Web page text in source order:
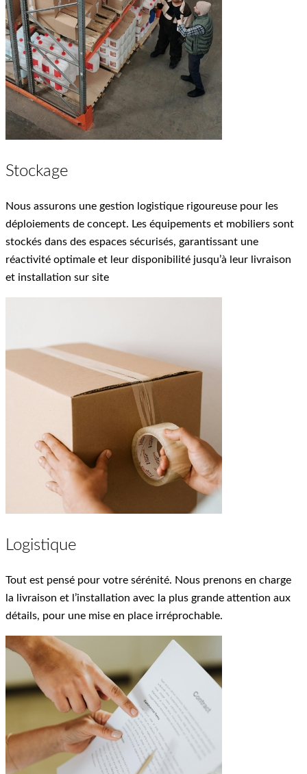
Stockage
Nous assurons une gestion logistique rigoureuse pour les
déploiements de concept. Les équipements et mobiliers sont
stockés dans des espaces sécurisés, garantissant une
réactivité optimale et leur disponibilité jusqu’à leur livraison
et installation sur site
Logistique
Tout est pensé pour votre sérénité. Nous prenons en charge
la livraison et l’installation avec la plus grande attention aux
détails, pour une mise en place irréprochable.